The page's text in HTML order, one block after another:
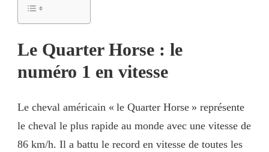
Le Quarter Horse : le
numéro 1 en vitesse
Le cheval américain « le Quarter Horse » représente
le cheval le plus rapide au monde avec une vitesse de
86 km/h. Il a battu le record en vitesse de toutes les